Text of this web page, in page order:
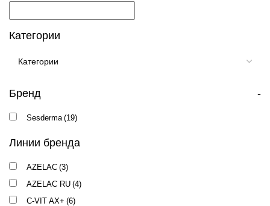
Категории
Бренд -
Sesderma (19)
Линии бренда
AZELAC (3)
AZELAC RU (4)
C-VIT AX+ (6)